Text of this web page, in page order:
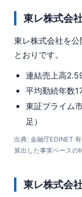
東レ株式会
東レ株式会社を
とおりです。
連結売上高
平均勤続年数
東証プライム
足）
出典: 金融庁EDINET
算出した事実ベースの
東レ株式会